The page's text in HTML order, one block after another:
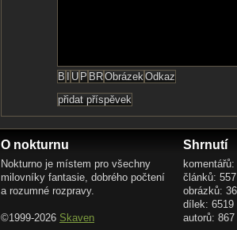
O nokturnu
Nokturno je místem pro všechny
milovníky fantasie, dobrého počtení
a rozumné rozpravy.
©1999-2026 Skaven
Shrnutí
článků: 557
obrázků:
dílek: 6519
autorů: 867